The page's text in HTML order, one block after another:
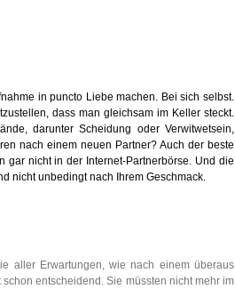
in puncto Liebe machen. Bei sich selbst.
dass man gleichsam im Keller steckt.
darunter Scheidung oder Verwitwetsein,
nach einem neuen Partner? Auch der beste
gar nicht in der Internet-Partnerbörse. Und die
nicht unbedingt nach Ihrem Geschmack.
aller Erwartungen, wie nach einem überaus
entscheidend. Sie müssten nicht mehr im